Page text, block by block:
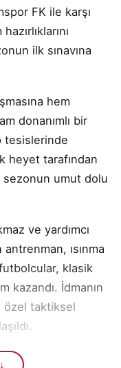
FK ile karşı
ilk sınavına
hem
donanımlı bir
tesislerinde
heyet tarafından
sezonun umut dolu
ve yardımcı
ısınma
klasik
kazandı. İdmanın
özel taktiksel
takıma